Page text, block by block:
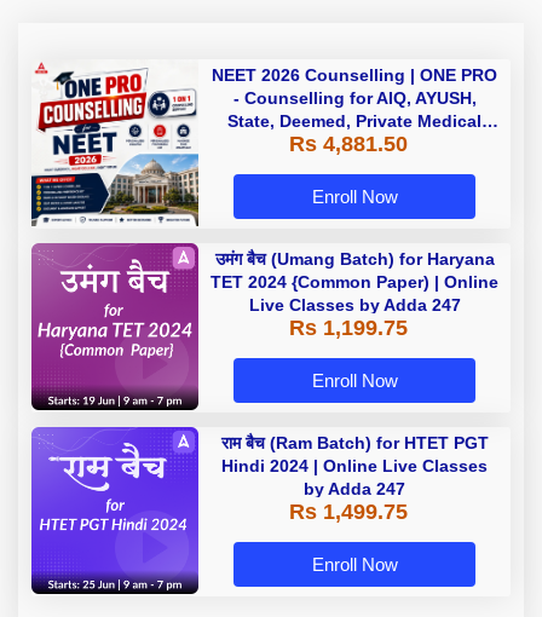
NEET 2026 Counselling | ONE PRO
- Counselling for AIQ, AYUSH,
State, Deemed, Private Medical
Colleges
Rs 4,881.50
Enroll Now
उमंग बैच (Umang Batch) for Haryana
TET 2024 {Common Paper) | Online
Live Classes by Adda 247
Rs 1,199.75
Enroll Now
राम बैच (Ram Batch) for HTET PGT
Hindi 2024 | Online Live Classes
by Adda 247
Rs 1,499.75
Enroll Now